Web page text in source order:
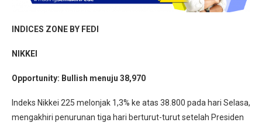
INDICES ZONE BY FEDI
NIKKEI
Opportunity: Bullish menuju 38,970
Indeks Nikkei 225 melonjak 1,3% ke atas 38.800 pada hari Selasa,
mengakhiri penurunan tiga hari berturut-turut setelah Presiden